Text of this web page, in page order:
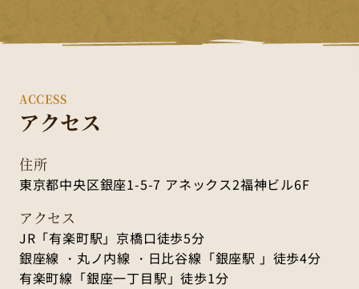
ACCESS
アクセス
住所
東京都中央区銀座1-5-7 アネックス2福神ビル6F
アクセス
JR「有楽町駅」京橋口徒歩5分
銀座線 ・丸ノ内線 ・日比谷線「銀座駅 」徒歩4分
有楽町線「銀座一丁目駅」徒歩1分